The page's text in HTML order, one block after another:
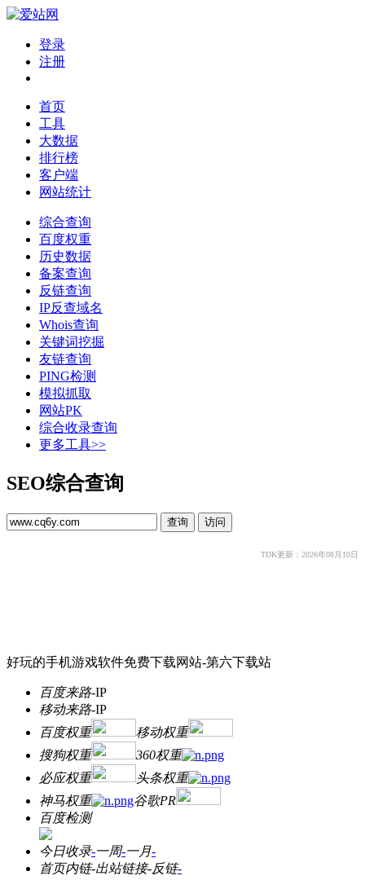
登录
注册
首页
工具
大数据
排行榜
客户端
网站统计
综合查询
百度权重
历史数据
备案查询
反链查询
IP反查域名
Whois查询
关键词挖掘
友链查询
PING检测
模拟抓取
网站PK
综合收录查询
更多工具>>
SEO综合查询
TDK更新：2026年08月10日
好玩的手机游戏软件免费下载网站-第六下载站
百度来路-IP
移动来路-IP
百度权重
移动权重
搜狗权重
360权重
必应权重
头条权重
神马权重
谷歌PR
百度检测
今日收录-一周-一月-
首页内链-出站链接-反链-